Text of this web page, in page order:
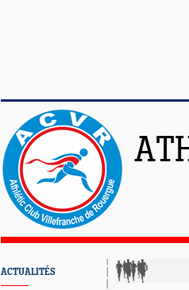
ACTUALITÉS